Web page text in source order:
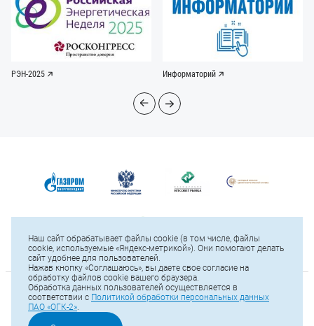
РЭН-2025 Информаторий
© 2025 ПАО «ОГК-2»
Наш сайт обрабатывает файлы cookie (в том числе, файлы
cookie, используемые «Яндекс-метрикой»). Они помогают делать
сайт удобнее для пользователей.
Нажав кнопку «Соглашаюсь», вы даете свое согласие на
обработку файлов cookie вашего браузера.
Обработка данных пользователей осуществляется в
соответствии с Политикой обработки персональных данных
ПАО «ОГК-2».